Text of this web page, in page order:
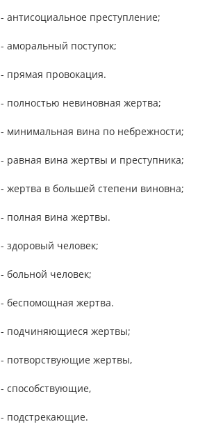
- антисоциальное преступление;
- аморальный поступок;
- прямая провокация.
- полностью невиновная жертва;
- минимальная вина по небрежности;
- равная вина жертвы и преступника;
- жертва в большей степени виновна;
- полная вина жертвы.
- здоровый человек;
- больной человек;
- беспомощная жертва.
- подчиняющиеся жертвы;
- потворствующие жертвы,
- способствующие,
- подстрекающие.